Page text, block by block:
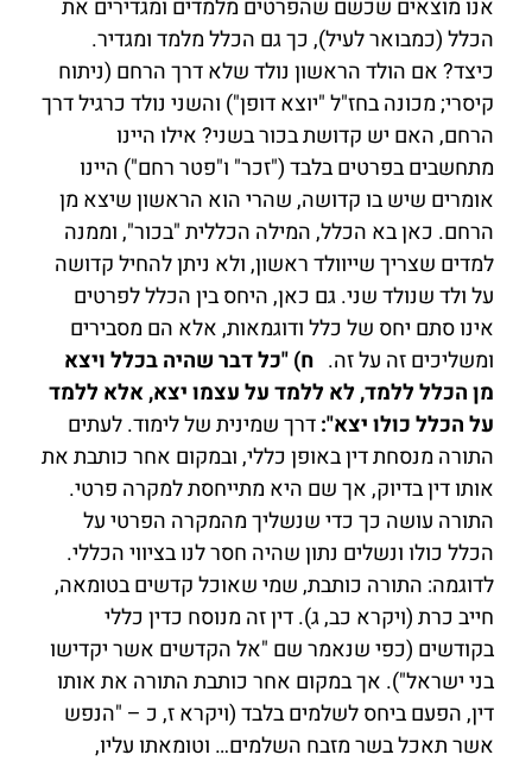
אנו מוצאים שכשם שהפרטים מלמדים ומגדירים את
הכלל (כמבואר לעיל), כך גם הכלל מלמד ומגדיר.
כיצד? אם הולד הראשון נולד שלא דרך הרחם (ניתוח
קיסרי; מכונה בחז"ל "יוצא דופן") והשני נולד כרגיל דרך
הרחם, האם יש קדושת בכור בשני? אילו היינו
מתחשבים בפרטים בלבד ("זכר" ו"פטר רחם") היינו
אומרים שיש בו קדושה, שהרי הוא הראשון שיצא מן
הרחם. כאן בא הכלל, המילה הכללית "בכור", וממנה
למדים שצריך שייוולד ראשון, ולא ניתן להחיל קדושה
על ולד שנולד שני. גם כאן, היחס בין הכלל לפרטים
אינו סתם יחס של כלל ודוגמאות, אלא הם מסבירים
ומשליכים זה על זה.ח) "כל דבר שהיה בכלל ויצא
מן הכלל ללמד, לא ללמד על עצמו יצא, אלא ללמד
על הכלל כולו יצא":דרך שמינית של לימוד. לעתים
התורה מנסחת דין באופן כללי, ובמקום אחר כותבת את
אותו דין בדיוק, אך שם היא מתייחסת למקרה פרטי.
התורה עושה כך כדי שנשליך מהמקרה הפרטי על
הכלל כולו ונשלים נתון שהיה חסר לנו בציווי הכללי.
לדוגמה: התורה כותבת, שמי שאוכל קדשים בטומאה,
חייב כרת (ויקרא כב, ג). דין זה מנוסח כדין כללי
בקודשים (כפי שנאמר שם "אל הקדשים אשר יקדישו
בני ישראל"). אך במקום אחר כותבת התורה את אותו
דין, הפעם ביחס לשלמים בלבד (ויקרא ז, כ – "הנפש
אשר תאכל בשר מזבח השלמים… וטומאתו עליו,